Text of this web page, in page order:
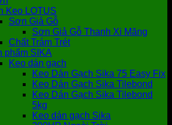
Keo LOTUS
Sơn Giả Gỗ
Sơn Giả Gỗ Thanh Xi Măng
Chất Trám Trét
phẩm SIKA
Keo dán gạch
Keo Dán Gạch Sika 75 Easy Fix
Keo Dán Gạch Sika Tilebond
Keo Dán Gạch Sika Tilebond
5kg
Keo dán gạch Sika